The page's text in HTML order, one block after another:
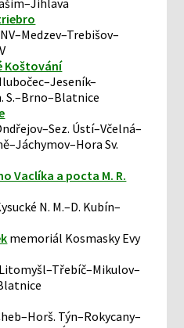
Koštování
S.–Brno–Blatnice
Ústí–Včelná–
Sv.
Vaclíka a pocta M. R.
N. M.–D. Kubín–
memoriál Kosmasky Evy
Litomyšl–Třebíč–Mikulov–
Týn–Rokycany–